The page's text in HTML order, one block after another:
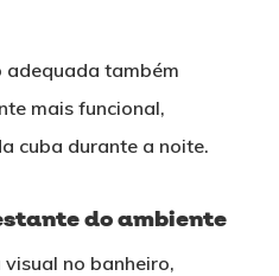
adequada também
mais funcional,
cuba durante a noite.
do ambiente
no banheiro,